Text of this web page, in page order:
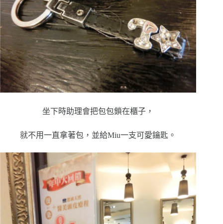
坐下時助理會把包包鎖在櫃子，
就不用一直拿著包，並給Miu一支可愛鑰匙。